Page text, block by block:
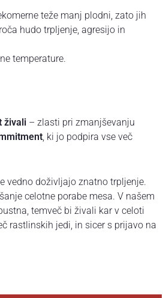
teže manj plodni, zato jih
hudo trpljenje, agresijo in
temperature.
živali– zlasti pri zmanjševanju
, ki jo podpira vse več
vedno doživljajo znatno trpljenje.
celotne porabe mesa. V našem
temveč bi živali kar v celoti
rastlinskih jedi, in sicer s prijavo na